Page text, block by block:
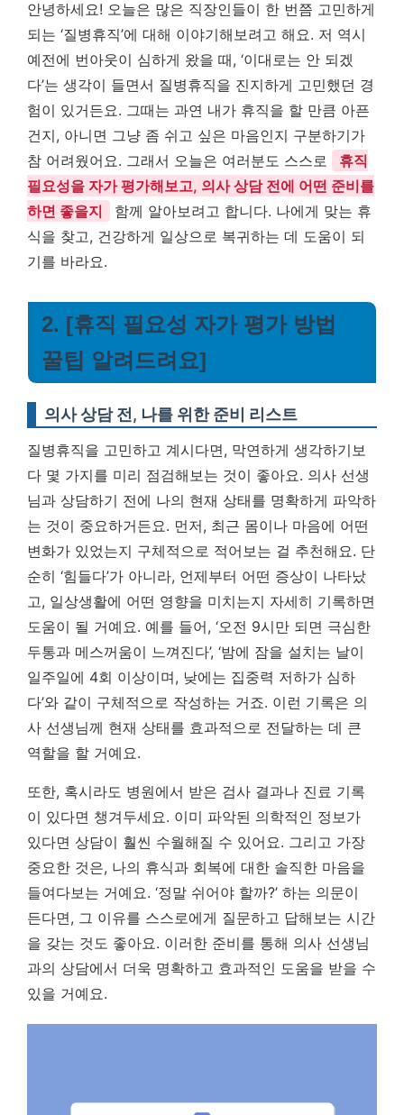
안녕하세요! 오늘은 많은 직장인들이 한 번쯤 고민하게
되는 ‘질병휴직’에 대해 이야기해보려고 해요. 저 역시
예전에 번아웃이 심하게 왔을 때, ‘이대로는 안 되겠
다’는 생각이 들면서 질병휴직을 진지하게 고민했던 경
험이 있거든요. 그때는 과연 내가 휴직을 할 만큼 아픈
건지, 아니면 그냥 좀 쉬고 싶은 마음인지 구분하기가
참 어려웠어요. 그래서 오늘은 여러분도 스스로
휴직
필요성을 자가 평가해보고, 의사 상담 전에 어떤 준비를
하면 좋을지
함께 알아보려고 합니다. 나에게 맞는 휴
식을 찾고, 건강하게 일상으로 복귀하는 데 도움이 되
기를 바라요.
2. [휴직 필요성 자가 평가 방법
꿀팁 알려드려요]
의사 상담 전, 나를 위한 준비 리스트
질병휴직을 고민하고 계시다면, 막연하게 생각하기보
다 몇 가지를 미리 점검해보는 것이 좋아요. 의사 선생
님과 상담하기 전에 나의 현재 상태를 명확하게 파악하
는 것이 중요하거든요. 먼저, 최근 몸이나 마음에 어떤
변화가 있었는지 구체적으로 적어보는 걸 추천해요. 단
순히 ‘힘들다’가 아니라, 언제부터 어떤 증상이 나타났
고, 일상생활에 어떤 영향을 미치는지 자세히 기록하면
도움이 될 거예요. 예를 들어, ‘오전 9시만 되면 극심한
두통과 메스꺼움이 느껴진다’, ‘밤에 잠을 설치는 날이
일주일에 4회 이상이며, 낮에는 집중력 저하가 심하
다’와 같이 구체적으로 작성하는 거죠. 이런 기록은 의
사 선생님께 현재 상태를 효과적으로 전달하는 데 큰
역할을 할 거예요.
또한, 혹시라도 병원에서 받은 검사 결과나 진료 기록
이 있다면 챙겨두세요. 이미 파악된 의학적인 정보가
있다면 상담이 훨씬 수월해질 수 있어요. 그리고 가장
중요한 것은, 나의 휴식과 회복에 대한 솔직한 마음을
들여다보는 거예요. ‘정말 쉬어야 할까?’ 하는 의문이
든다면, 그 이유를 스스로에게 질문하고 답해보는 시간
을 갖는 것도 좋아요. 이러한 준비를 통해 의사 선생님
과의 상담에서 더욱 명확하고 효과적인 도움을 받을 수
있을 거예요.